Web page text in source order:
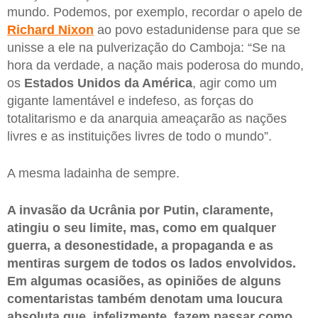
mundo. Podemos, por exemplo, recordar o apelo de
Richard Nixon ao povo estadunidense para que se
unisse a ele na pulverização do Camboja: “Se na
hora da verdade, a nação mais poderosa do mundo,
os Estados Unidos da América, agir como um
gigante lamentável e indefeso, as forças do
totalitarismo e da anarquia ameaçarão as nações
livres e as instituições livres de todo o mundo”.
A mesma ladainha de sempre.
A invasão da Ucrânia por Putin, claramente,
atingiu o seu limite, mas, como em qualquer
guerra, a desonestidade, a propaganda e as
mentiras surgem de todos os lados envolvidos.
Em algumas ocasiões, as opiniões de alguns
comentaristas também denotam uma loucura